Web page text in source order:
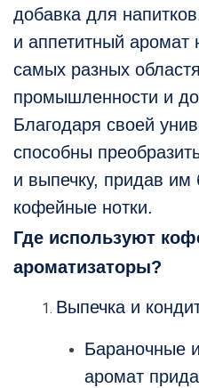
добавка для
и аппетитный аромат
самых разных
промышленности и
Благодаря своей
способны
и выпечку, придав им
кофейные нотки.
Где используют
ароматизаторы?
Выпечка и
Бараночные
аромат